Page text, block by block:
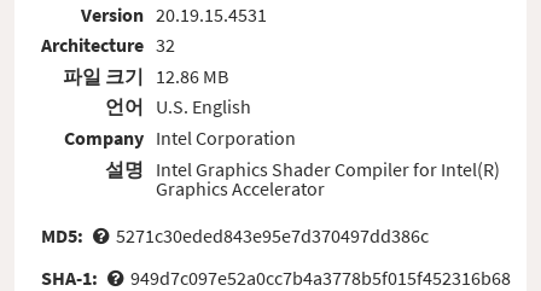
Version
Architecture
파일 크기
언어
Company
설명
20.19.15.4531
32
12.86 MB
U.S. English
Intel Corporation
Intel Graphics Shader Compiler for Intel(R)
Graphics Accelerator
MD5:
5271c30eded843e95e7d370497dd386c
SHA-1:
949d7c097e52a0cc7b4a3778b5f015f452316b68